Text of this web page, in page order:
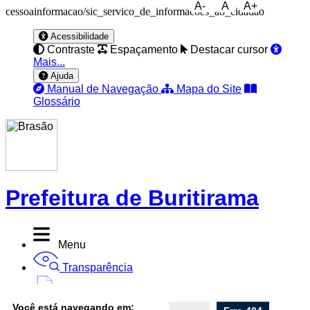
cessoainformacao/sic_servico_de_informacoes_ao_cidadao
A- A A+
Acessibilidade
Contraste Espaçamento
Destacar cursor
Mais...
Ajuda
Manual de Navegação
Mapa do Site
Glossário
Prefeitura de Buritirama
Menu
Transparência
Você está navegando em: